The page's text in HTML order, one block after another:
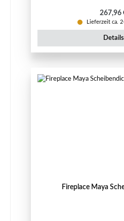
267,96
Lieferzeit ca.
Details
Fireplace Maya